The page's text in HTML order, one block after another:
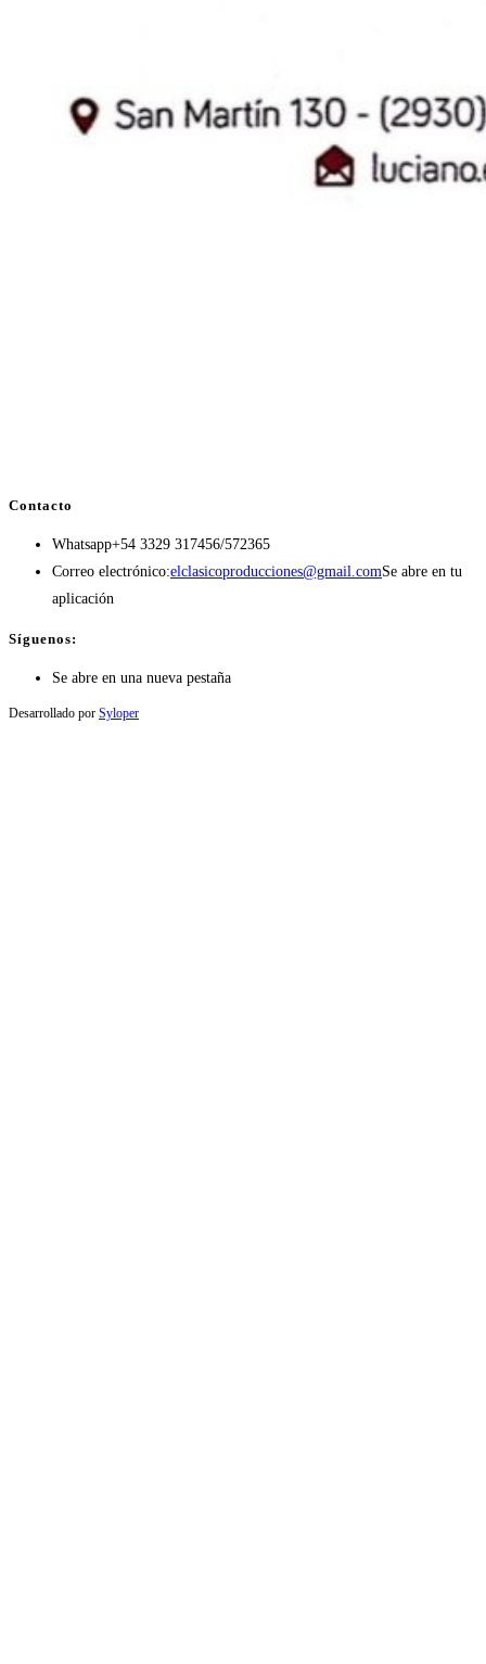
Contacto
Whatsapp+54 3329 317456/572365
Correo electrónico:elclasicoproducciones@gmail.comSe abre en tu
aplicación
Síguenos:
Se abre en una nueva pestaña
Desarrollado por Syloper